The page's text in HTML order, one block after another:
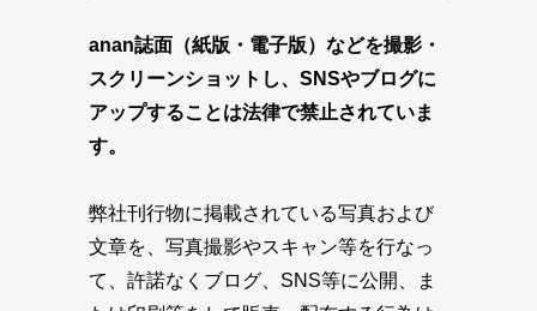
anan誌面（紙版・電子版）などを撮影・
スクリーンショットし、SNSやブログに
アップすることは法律で禁止されていま
す。
弊社刊行物に掲載されている写真および
文章を、写真撮影やスキャン等を行なっ
て、許諾なくブログ、SNS等に公開、ま